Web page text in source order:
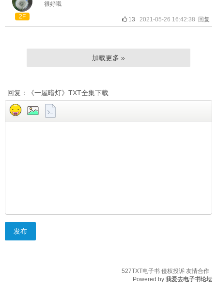
2F
很好哦
13 2021-05-26 16:42:38 回复
加载更多 »
回复：《一屋暗灯》TXT全集下载
发布
527TXT电子书 侵权投诉 友情合作
Powered by 我爱去电子书论坛